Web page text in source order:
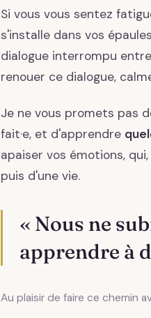
Si vous vous sentez
s'installe dans vos
dialogue interrompu
renouer ce dialogue,
Je ne vous promets pas
fait·e, et d'apprendre
apaiser vos émotions,
puis d'une vie.
« Nous ne
apprendre à
Au plaisir de faire ce chemin